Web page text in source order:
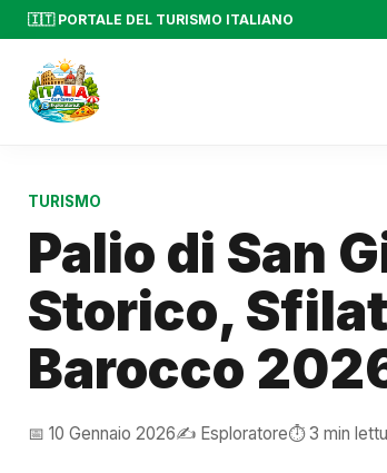
🇮🇹 PORTALE DEL TURISMO ITALIANO
TURISMO
Palio di San
Storico,
Barocco
📅 10 Gennaio 2026✍️ Esploratore⏱️ 3 min